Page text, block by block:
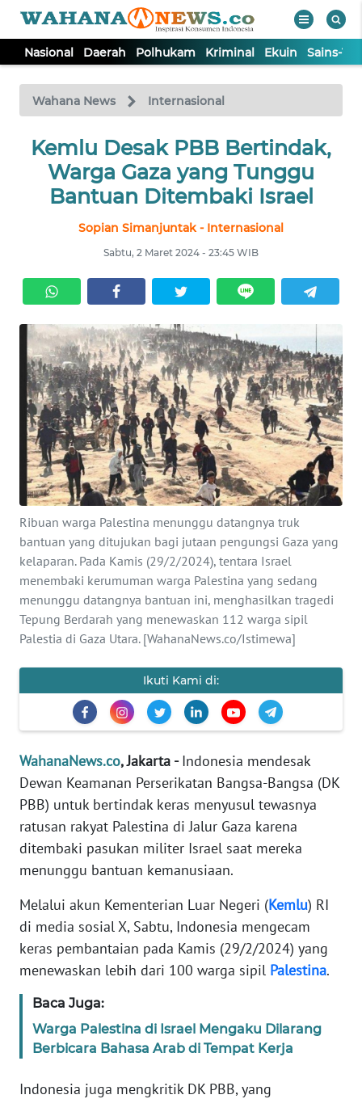
Nasional Daerah Polhukam Kriminal Ekuin Sains-
Wahana News Internasional
Kemlu Desak PBB Bertindak,
Warga Gaza yang Tunggu
Bantuan Ditembaki Israel
Sopian Simanjuntak - Internasional
Sabtu, 2 Maret 2024 - 23:45 WIB
Ribuan warga Palestina menunggu datangnya truk
bantuan yang ditujukan bagi jutaan pengungsi Gaza yang
kelaparan. Pada Kamis (29/2/2024), tentara Israel
menembaki kerumuman warga Palestina yang sedang
menunggu datangnya bantuan ini, menghasilkan tragedi
Tepung Berdarah yang menewaskan 112 warga sipil
Palestia di Gaza Utara. [WahanaNews.co/Istimewa]
Ikuti Kami di:
WahanaNews.co, Jakarta -Indonesia mendesak
Dewan Keamanan Perserikatan Bangsa-Bangsa (DK
PBB) untuk bertindak keras menyusul tewasnya
ratusan rakyat Palestina di Jalur Gaza karena
ditembaki pasukan militer Israel saat mereka
menunggu bantuan kemanusiaan.
Melalui akun Kementerian Luar Negeri (Kemlu) RI
di media sosial X, Sabtu, Indonesia mengecam
keras pembantaian pada Kamis (29/2/2024) yang
menewaskan lebih dari 100 warga sipil Palestina.
Baca Juga:
Warga Palestina di Israel Mengaku Dilarang
Berbicara Bahasa Arab di Tempat Kerja
Indonesia juga mengkritik DK PBB, yang
TV
Tutup
NASIONAL
DAERAH
POLHUKAM
KRIMINAL
EKUIN
SAINS-TEKNO
KESEHATAN
INTERNASIONAL
SERBA-SERBI
PENDIDIKAN
OLAHRAGA
OPINI
Informasi
INDEKS
BERITA
KONTAK
KAMI
IKLAN
TENTANG
PEDOMAN
MEDIA
SIBER
REDAKSI